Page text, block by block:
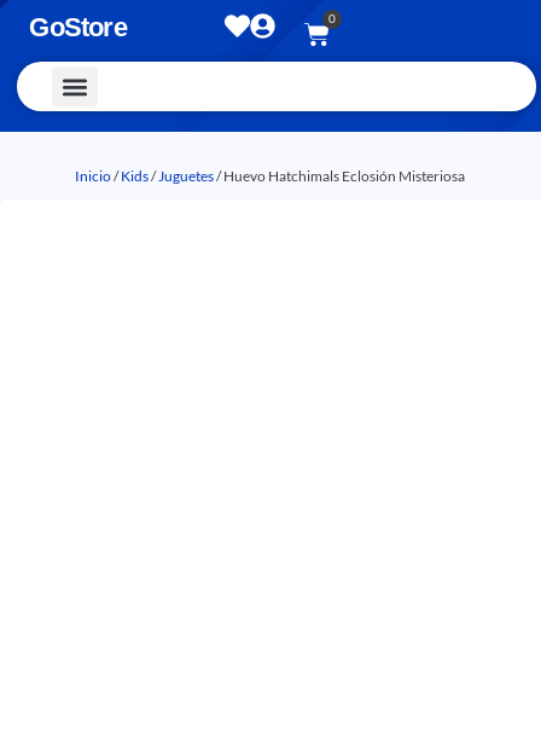
GoStore 0
Inicio/Kids/Juguetes/ Huevo Hatchimals Eclosión Misteriosa